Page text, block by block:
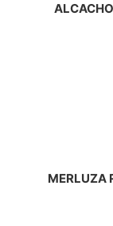
MERLUZA